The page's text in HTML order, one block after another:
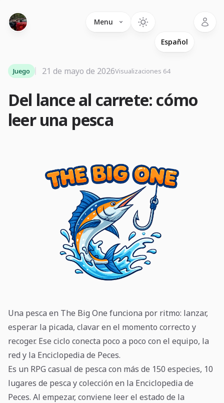
Menu
Del lance al carrete: cómo
leer una pesca
Juego 21 de mayo de 2026Visualizaciones 64
Una pesca en The Big One funciona por ritmo: lanzar,
esperar la picada, clavar en el momento correcto y
recoger. Ese ciclo conecta poco a poco con el equipo, la
red y la Enciclopedia de Peces.
Es un RPG casual de pesca con más de 150 especies, 10
lugares de pesca y colección en la Enciclopedia de
Peces. Al empezar, conviene leer el estado de la